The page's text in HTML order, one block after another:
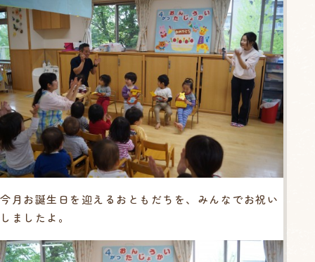
今月お誕生日を迎えるおともだちを、みんなでお祝い
しましたよ。